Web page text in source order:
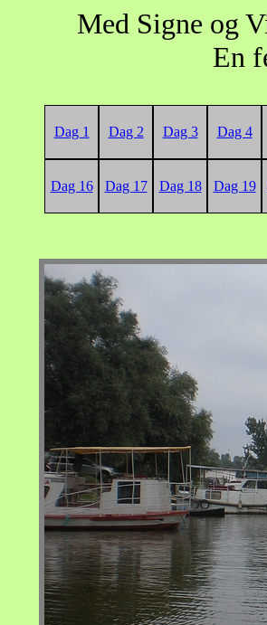
Med Signe og
En
Dag 1 Dag 2 Dag 3 Dag 4
Dag 16 Dag 17 Dag 18 Dag 19